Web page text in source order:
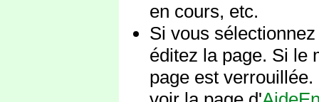
en cours, etc.
Si vous
éditez la page. Si le
page est